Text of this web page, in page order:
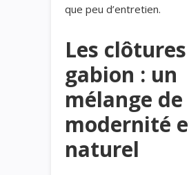
que peu d’entretien.
Les
gabion : un
mélange de
modernité
naturel